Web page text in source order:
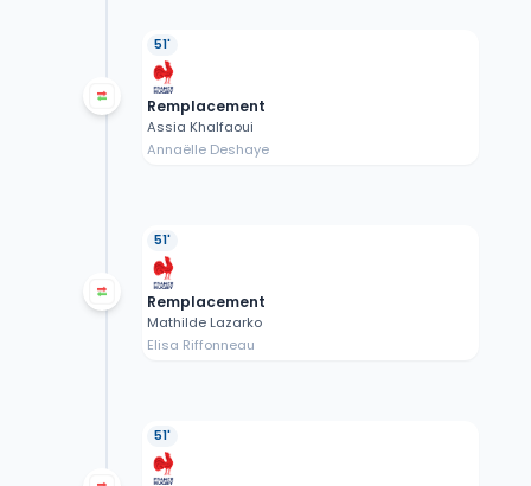
51'
Remplacement
Assia Khalfaoui
Annaëlle Deshaye
51'
Remplacement
Mathilde Lazarko
Elisa Riffonneau
51'